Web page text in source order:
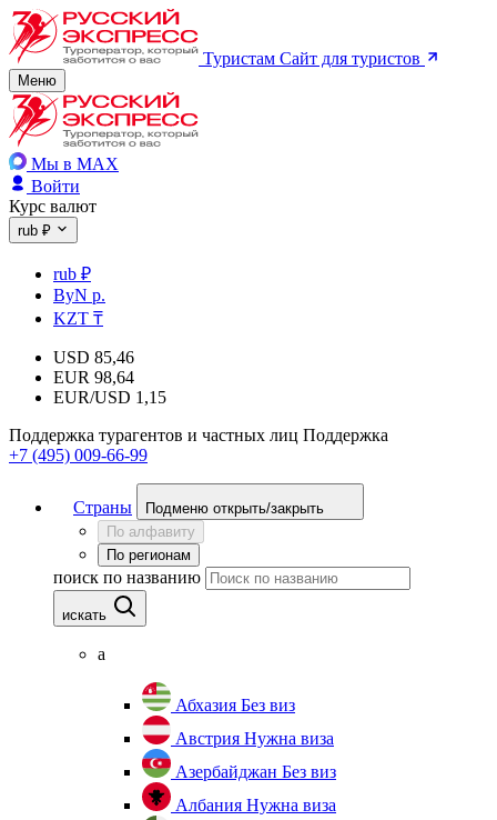
Туристам Сайт для туристов
Меню
Мы в MAX
Войти
Курс валют
rub ₽
rub ₽
ByN р.
KZT ₸
USD 85,46
EUR 98,64
EUR/USD 1,15
Поддержка турагентов и частных лиц Поддержка
+7 (495) 009-66-99
Страны
Подменю открыть/закрыть
По алфавиту
По регионам
поиск по названию
искать
а
Абхазия Без виз
Австрия Нужна виза
Азербайджан Без виз
Албания Нужна виза